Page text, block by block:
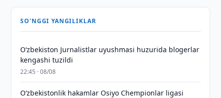
SO'NGGI YANGILIKLAR
O‘zbekiston Jurnalistlar uyushmasi huzurida blogerlar
kengashi tuzildi
22:45 · 08/08
O‘zbekistonlik hakamlar Osiyo Chempionlar ligasi